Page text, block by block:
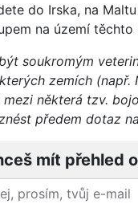
do Irska, na
na území těchto
soukromým
zemích
některá tzv.
předem dotaz
mít přehled